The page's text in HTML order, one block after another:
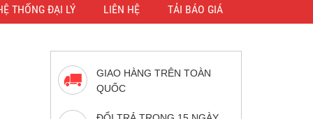
THỐNG ĐẠI LÝ LIÊN HỆ TẢI BÁO GIÁ
GIAO HÀNG TRÊN TOÀN
QUỐC